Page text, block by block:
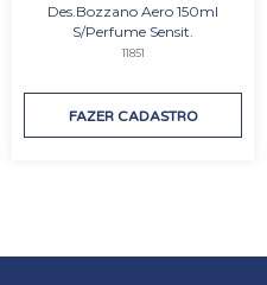
Des.Bozzano Aero 150ml
S/Perfume Sensit.
11851
FAZER CADASTRO